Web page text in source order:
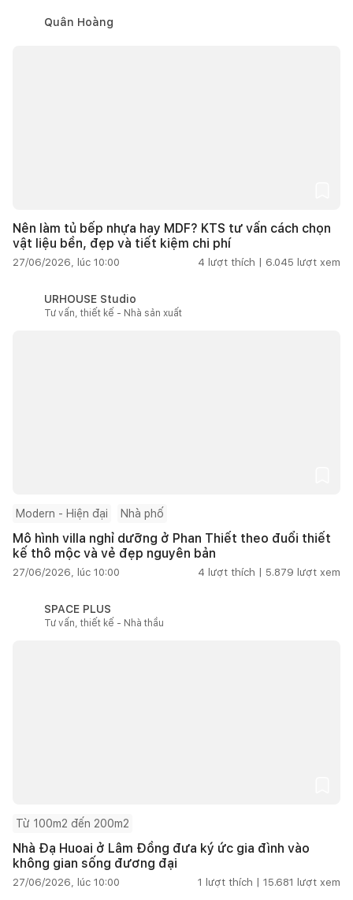
Quân Hoàng
Nên làm tủ bếp nhựa hay MDF? KTS tư vấn cách chọn
vật liệu bền, đẹp và tiết kiệm chi phí
27/06/2026, lúc 10:00 4 lượt thích | 6.045 lượt xem
URHOUSE Studio
Tư vấn, thiết kế - Nhà sản xuất
Modern - Hiện đại Nhà phố
Mô hình villa nghỉ dưỡng ở Phan Thiết theo đuổi thiết
kế thô mộc và vẻ đẹp nguyên bản
27/06/2026, lúc 10:00 4 lượt thích | 5.879 lượt xem
SPACE PLUS
Tư vấn, thiết kế - Nhà thầu
Từ 100m2 đến 200m2
Nhà Đạ Huoai ở Lâm Đồng đưa ký ức gia đình vào
không gian sống đương đại
27/06/2026, lúc 10:00 1 lượt thích | 15.681 lượt xem